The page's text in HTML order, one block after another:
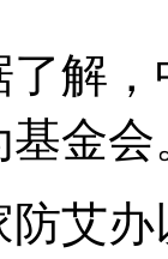
了解
金
防艾